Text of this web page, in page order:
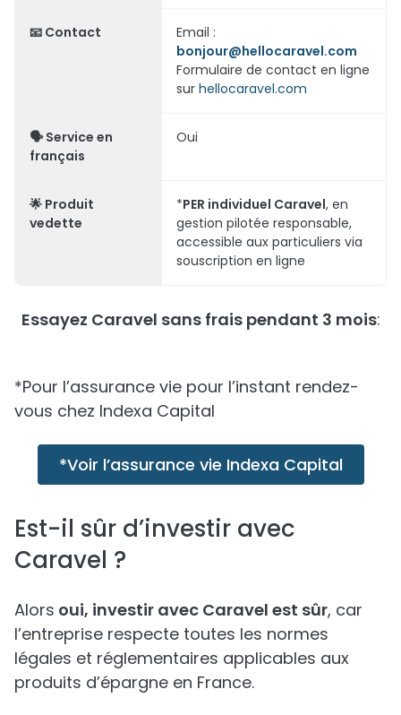
📧 Contact
Email :
bonjour@hellocaravel.com
Formulaire de contact en ligne
sur hellocaravel.com
🗣️Service en
français
Oui
🌟 Produit
vedette
*PER individuel Caravel, en
gestion pilotée responsable,
accessible aux particuliers via
souscription en ligne
Essayez Caravel sans frais pendant 3 mois:
*Pour l’assurance vie pour l’instant rendez-
vous chez Indexa Capital
*Voir l’assurance vie Indexa Capital
Est-il sûr d’investir avec
Caravel ?
Alors oui, investir avec Caravel est sûr, car
l’entreprise respecte toutes les normes
légales et réglementaires applicables aux
produits d’épargne en France.